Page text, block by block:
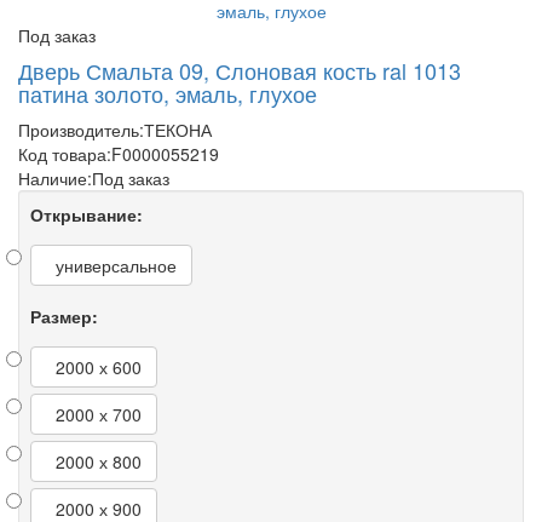
Под заказ
Дверь Смальта 09, Слоновая кость ral 1013
патина золото, эмаль, глухое
Производитель:ТЕКОНА
Код товара:F0000055219
Наличие:Под заказ
Открывание:
универсальное
Размер:
2000 х 600
2000 х 700
2000 х 800
2000 х 900